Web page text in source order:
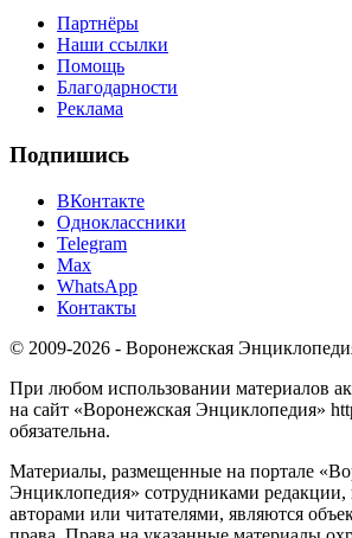
Партнёры
Наши ссылки
Помощь
Благодарности
Реклама
Подпишись
ВКонтакте
Одноклассники
Telegram
Max
WhatsApp
Контакты
© 2009-2026 - Воронежская
При любом использовании материалов
на сайт «Воронежская Энциклопедия»
обязательна.
Материалы, размещенные на портале
Энциклопедия» сотрудниками
авторами или читателями, являются